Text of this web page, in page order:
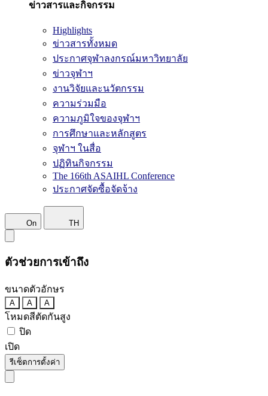
ข่าวสารและกิจกรรม
Highlights
ข่าวสารทั้งหมด
ประกาศจุฬาลงกรณ์มหาวิทยาลัย
ข่าวจุฬาฯ
งานวิจัยและนวัตกรรม
ความร่วมมือ
ความภูมิใจของจุฬาฯ
การศึกษาและหลักสูตร
จุฬาฯ ในสื่อ
ปฏิทินกิจกรรม
The 166th ASAIHL Conference
ประกาศจัดซื้อจัดจ้าง
On TH
ตัวช่วยการเข้าถึง
ขนาดตัวอักษร
A A A
โหมดสีตัดกันสูง
ปิด
เปิด
รีเซ็ตการตั้งค่า